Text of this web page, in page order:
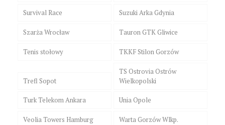
Survival Race Suzuki Arka Gdynia
Szarża Wrocław Tauron GTK Gliwice
Tenis stołowy TKKF Stilon Gorzów
Trefl Sopot
TS Ostrovia Ostrów
Wielkopolski
Turk Telekom Ankara Unia Opole
Veolia Towers Hamburg Warta Gorzów Wlkp.